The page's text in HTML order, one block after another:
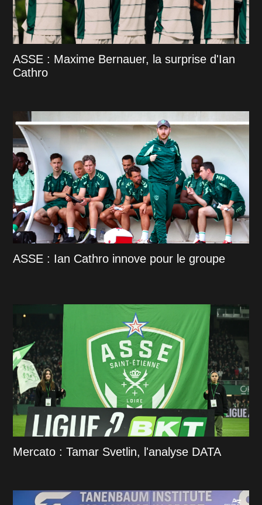
ASSE : Maxime Bernauer, la surprise d'Ian
Cathro
ASSE : Ian Cathro innove pour le groupe
Mercato : Tamar Svetlin, l'analyse DATA